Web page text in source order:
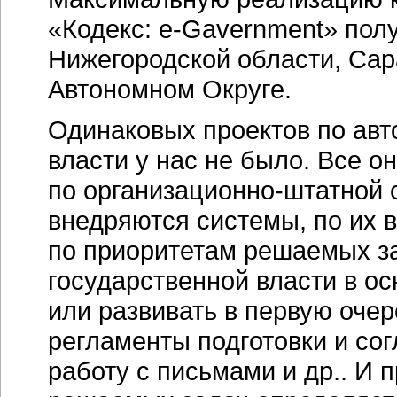
«Кодекс: e-Gavernment»
Нижегородской области,
Автономном Округе.
Одинаковых проектов по
власти у нас не было. Все
по организационно-штатной
внедряются системы, по их
по приоритетам решаемых
государственной власти в
или развивать в первую
регламенты подготовки и
работу с письмами и др.. И